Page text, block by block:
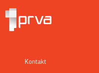
Kontakt